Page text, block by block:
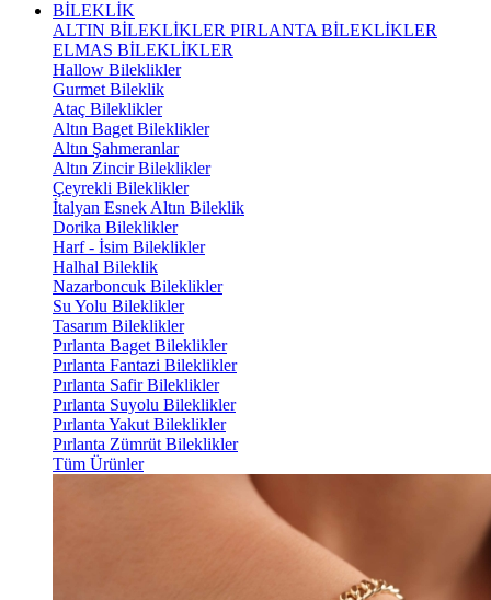
BİLEKLİK
ALTIN BİLEKLİKLER PIRLANTA BİLEKLİKLER
ELMAS BİLEKLİKLER
Hallow Bileklikler
Gurmet Bileklik
Ataç Bileklikler
Altın Baget Bileklikler
Altın Şahmeranlar
Altın Zincir Bileklikler
Çeyrekli Bileklikler
İtalyan Esnek Altın Bileklik
Dorika Bileklikler
Harf - İsim Bileklikler
Halhal Bileklik
Nazarboncuk Bileklikler
Su Yolu Bileklikler
Tasarım Bileklikler
Pırlanta Baget Bileklikler
Pırlanta Fantazi Bileklikler
Pırlanta Safir Bileklikler
Pırlanta Suyolu Bileklikler
Pırlanta Yakut Bileklikler
Pırlanta Zümrüt Bileklikler
Tüm Ürünler